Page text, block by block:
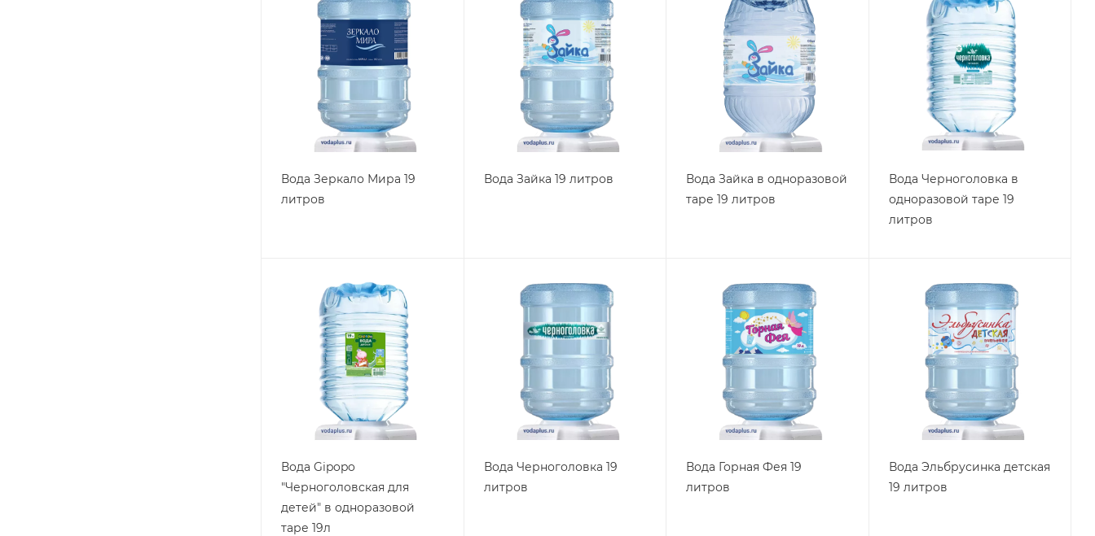
Вода Зеркало Мира 19
литров
Вода Зайка 19 литров
Вода Зайка в одноразовой
таре 19 литров
Вода Черноголовка в
одноразовой таре 19
литров
Вода Gipopo
"Черноголовская для
детей" в одноразовой
таре 19л
Вода Черноголовка 19
литров
Вода Горная Фея 19
литров
Вода Эльбрусинка детская
19 литров